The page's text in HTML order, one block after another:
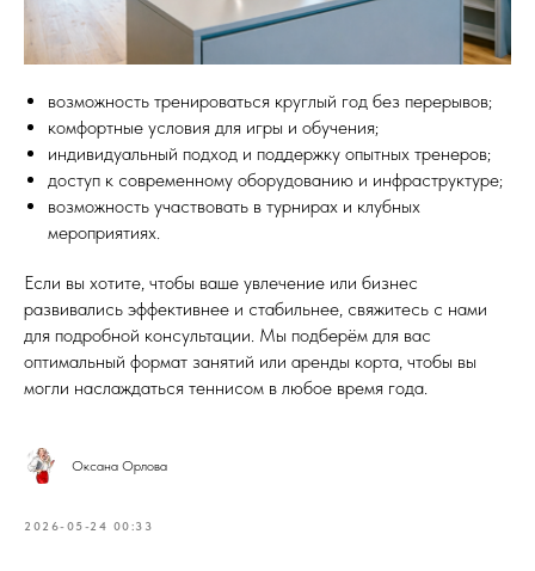
возможность тренироваться круглый год без перерывов;
комфортные условия для игры и обучения;
индивидуальный подход и поддержку опытных тренеров;
доступ к современному оборудованию и инфраструктуре;
возможность участвовать в турнирах и клубных
мероприятиях.
Если вы хотите, чтобы ваше увлечение или бизнес
развивались эффективнее и стабильнее, свяжитесь с нами
для подробной консультации. Мы подберём для вас
оптимальный формат занятий или аренды корта, чтобы вы
могли наслаждаться теннисом в любое время года.
Оксана Орлова
2026-05-24 00:33